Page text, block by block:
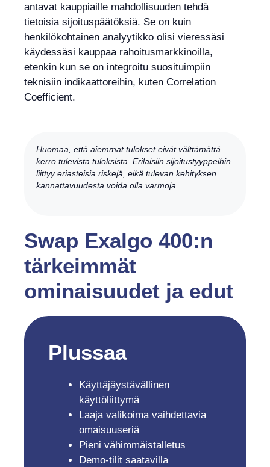
antavat kauppiaille mahdollisuuden tehdä
tietoisia sijoituspäätöksiä. Se on kuin
henkilökohtainen analyytikko olisi vieressäsi
käydessäsi kauppaa rahoitusmarkkinoilla,
etenkin kun se on integroitu suosituimpiin
teknisiin indikaattoreihin, kuten Correlation
Coefficient.
Huomaa, että aiemmat tulokset eivät välttämättä
kerro tulevista tuloksista. Erilaisiin sijoitustyyppeihin
liittyy eriasteisia riskejä, eikä tulevan kehityksen
kannattavuudesta voida olla varmoja.
Swap Exalgo 400:n
tärkeimmät
ominaisuudet ja edut
Plussaa
Käyttäjäystävällinen
käyttöliittymä
Laaja valikoima vaihdettavia
omaisuuseriä
Pieni vähimmäistalletus
Demo-tilit saatavilla